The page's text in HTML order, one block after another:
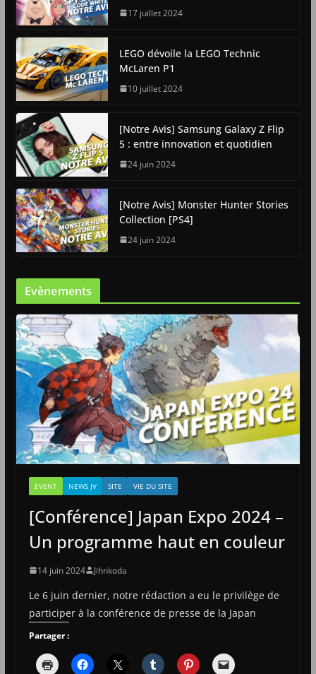
17 juillet 2024
LEGO dévoile la LEGO Technic
McLaren P1
10 juillet 2024
[Notre Avis] Samsung Galaxy Z Flip
5 : entre innovation et quotidien
24 juin 2024
[Notre Avis] Monster Hunter Stories
Collection [PS4]
24 juin 2024
Evènements
EVENT NEWS JV SITE VIE DU SITE
[Conférence] Japan Expo 2024 –
Un programme haut en couleur
14 juin 2024 Jihnkoda
Le 6 juin dernier, notre rédaction a eu le privilège de
participer à la conférence de presse de la Japan
Partager :